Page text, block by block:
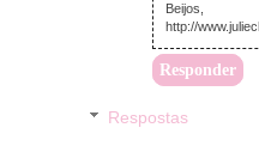
Beijos,
http://
Responder
Respostas